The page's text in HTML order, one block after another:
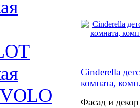
Cinderella
комната,
Фасад и